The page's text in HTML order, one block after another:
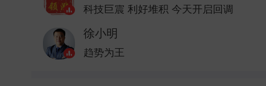
科技巨震 利好堆积 今天开启回调
徐小明
趋势为王